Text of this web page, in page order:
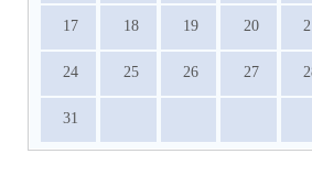
17 18 19 20
24 25 26 27
31